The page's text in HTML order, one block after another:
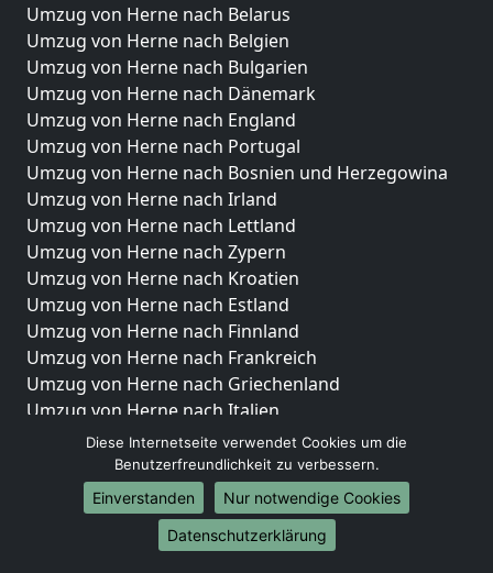
Umzug von Herne nach Belarus
Umzug von Herne nach Belgien
Umzug von Herne nach Bulgarien
Umzug von Herne nach Dänemark
Umzug von Herne nach England
Umzug von Herne nach Portugal
Umzug von Herne nach Bosnien und Herzegowina
Umzug von Herne nach Irland
Umzug von Herne nach Lettland
Umzug von Herne nach Zypern
Umzug von Herne nach Kroatien
Umzug von Herne nach Estland
Umzug von Herne nach Finnland
Umzug von Herne nach Frankreich
Umzug von Herne nach Griechenland
Umzug von Herne nach Italien
Umzug von Herne nach Liechtenstein
Umzug von Herne nach Luxemburg
Umzug von Herne nach Niederlande
Umzug von Herne nach Norwegen
Umzüge-Deutschlandweit
Diese Internetseite verwendet Cookies um die
Benutzerfreundlichkeit zu verbessern.
Einverstanden
Nur notwendige Cookies
Datenschutzerklärung